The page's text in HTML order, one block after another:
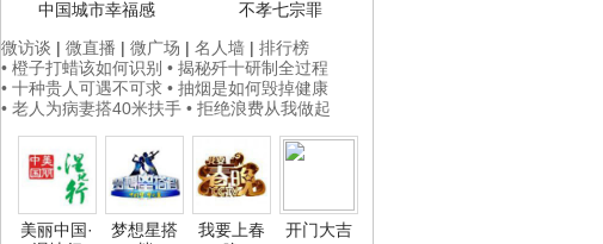
中国城市幸福感
不孝七宗罪
微访谈 | 微直播 | 微广场 | 名人墙 | 排行榜
• 橙子打蜡该如何识别 • 揭秘歼十研制全过程
• 十种贵人可遇不可求 • 抽烟是如何毁掉健康
• 老人为病妻搭40米扶手 • 拒绝浪费从我做起
美丽中国·
梦想星搭
我要上春
开门大吉